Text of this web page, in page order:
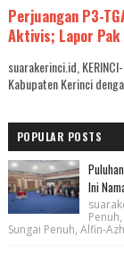
Perjuangan P3-
Aktivis; Lapor Pak
suarakerinci.id,
Kabupaten Kerinci
POPULAR POSTS
Ini
Sungai Penuh, Alfin-